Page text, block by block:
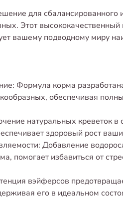
для сбалансированного
Этот
вашему подводному миру
Формула корма
обеспечивая
натуральных креветок в
здоровый рост
Добавление
помогает избавиться от
вэйферсов
его в идеальном